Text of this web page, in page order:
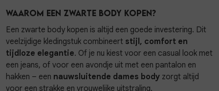
Waarom een zwarte body kopen?
Een zwarte body kopen is altijd een goede investering. Dit
veelzijdige kledingstuk combineert stijl, comfort en
tijdloze elegantie. Of je nu kiest voor een casual look met
een jeans, of voor een avondje uit met een pantalon en
hakken – een nauwsluitende dames body zorgt altijd
voor een strakke en vrouwelijke uitstraling.